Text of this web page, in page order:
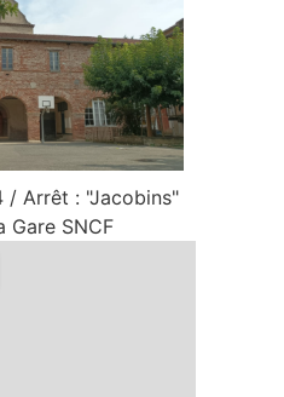
/ Arrêt : "Jacobins"
Gare SNCF